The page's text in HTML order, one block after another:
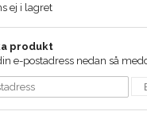
ej i lagret
produkt
e-postadress nedan så